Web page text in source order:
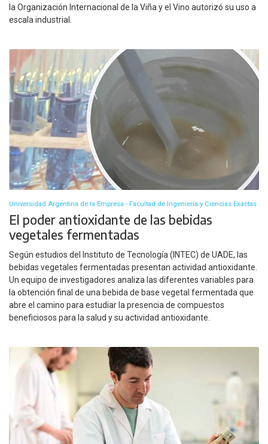
la Organización Internacional de la Viña y el Vino autorizó su uso a
escala industrial.
Universidad Argentina de la Empresa - Facultad de Ingeniería y Ciencias Exactas
El poder antioxidante de las bebidas
vegetales fermentadas
Según estudios del Instituto de Tecnología (INTEC) de UADE, las
bebidas vegetales fermentadas presentan actividad antioxidante.
Un equipo de investigadores analiza las diferentes variables para
la obtención final de una bebida de base vegetal fermentada que
abre el camino para estudiar la presencia de compuestos
beneficiosos para la salud y su actividad antioxidante.